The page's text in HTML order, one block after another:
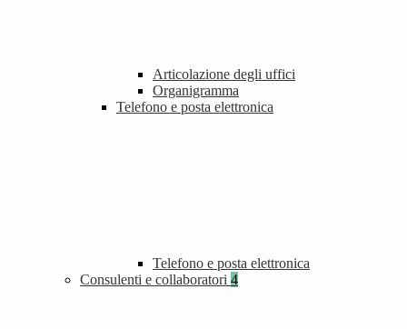
Articolazione degli uffici
Organigramma
Telefono e posta elettronica
Telefono e posta elettronica
Consulenti e collaboratori 4